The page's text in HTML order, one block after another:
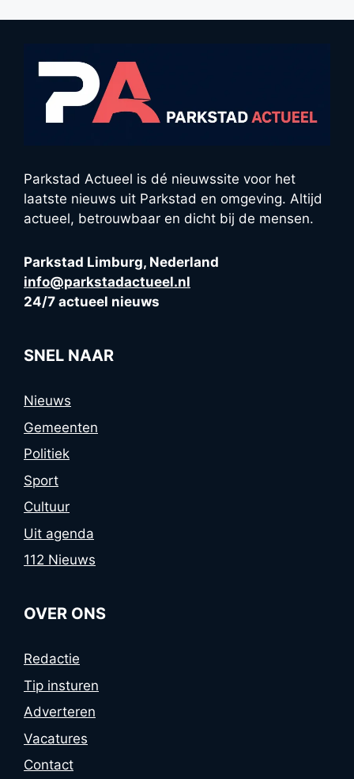
Parkstad Actueel is dé nieuwssite voor het
laatste nieuws uit Parkstad en omgeving. Altijd
actueel, betrouwbaar en dicht bij de mensen.
Parkstad Limburg, Nederland
info@parkstadactueel.nl
24/7 actueel nieuws
SNEL NAAR
Nieuws
Gemeenten
Politiek
Sport
Cultuur
Uit agenda
112 Nieuws
OVER ONS
Redactie
Tip insturen
Adverteren
Vacatures
Contact